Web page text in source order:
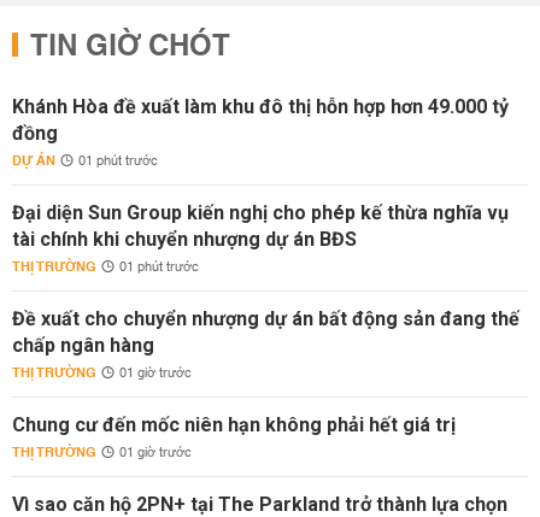
TIN GIỜ CHÓT
Khánh Hòa đề xuất làm khu đô thị hỗn hợp hơn 49.000 tỷ
đồng
DỰ ÁN 01 phút trước
Đại diện Sun Group kiến nghị cho phép kế thừa nghĩa vụ
tài chính khi chuyển nhượng dự án BĐS
THỊ TRƯỜNG 01 phút trước
Đề xuất cho chuyển nhượng dự án bất động sản đang thế
chấp ngân hàng
THỊ TRƯỜNG 01 giờ trước
Chung cư đến mốc niên hạn không phải hết giá trị
THỊ TRƯỜNG 01 giờ trước
Vì sao căn hộ 2PN+ tại The Parkland trở thành lựa chọn